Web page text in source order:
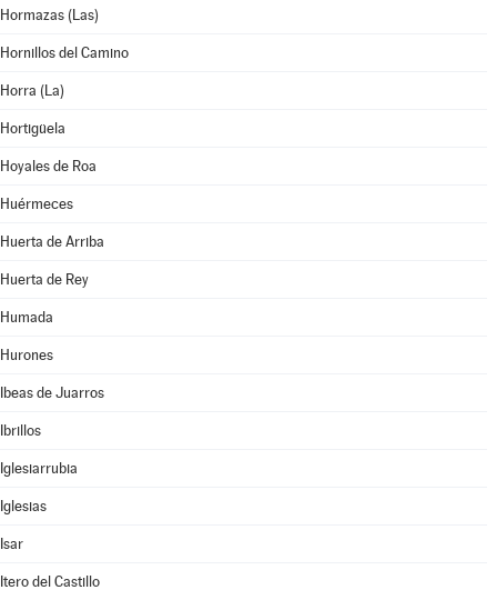
Hormazas (Las)
Hornillos del Camino
Horra (La)
Hortigüela
Hoyales de Roa
Huérmeces
Huerta de Arriba
Huerta de Rey
Humada
Hurones
Ibeas de Juarros
Ibrillos
Iglesiarrubia
Iglesias
Isar
Itero del Castillo